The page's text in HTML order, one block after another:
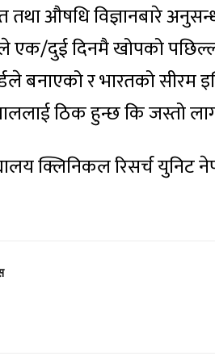
तथा औषधि विज्ञानबारे
एक/दुई दिनमै खोपको
बनाएको र भारतको सीरम
ठिक हुन्छ कि जस्तो
क्लिनिकल रिसर्च युनिट